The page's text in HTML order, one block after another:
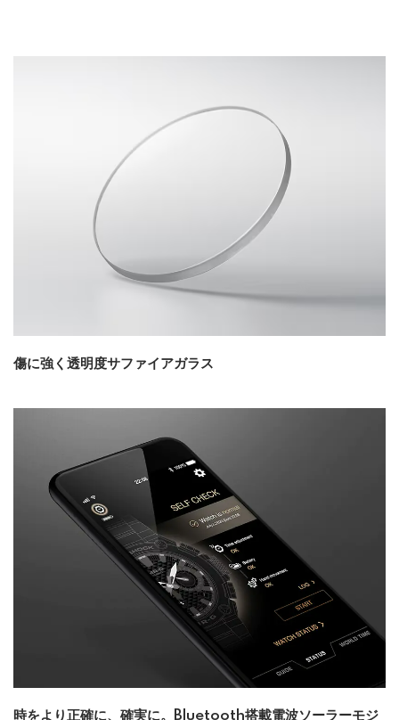
傷に強く透明度サファイアガラス
時をより正確に、確実に。Bluetooth搭載電波ソーラーモジ